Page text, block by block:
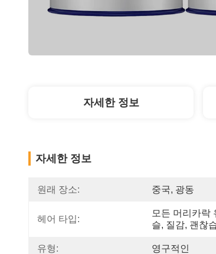
자세한 정보
자세한 정보
원래 장소: 중국, 광동
헤어 타입:
모든 머리카락
슬, 질감, 괜찮
유형: 영구적인